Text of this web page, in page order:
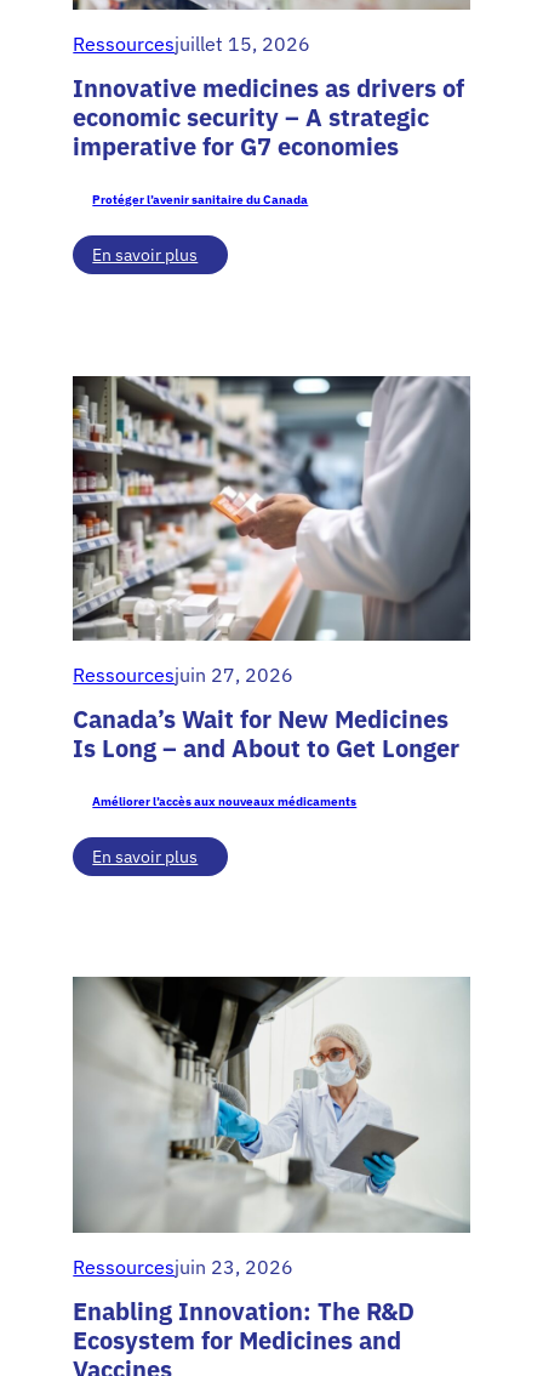
Ressourcesjuillet 15, 2026
Innovative medicines as drivers of
economic security – A strategic
imperative for G7 economies
Protéger l’avenir sanitaire du Canada
En savoir plus
Innovative
security
–
A
strategic
imperative
for
G7
economies
Ressourcesjuin 27, 2026
Canada’s Wait for New Medicines
Is Long – and About to Get Longer
Améliorer l’accès aux nouveaux médicaments
En savoir plus
Canada’s
Is
and
About
to
Get
Longer
Ressourcesjuin 23, 2026
Enabling Innovation: The R&D
Ecosystem for Medicines and